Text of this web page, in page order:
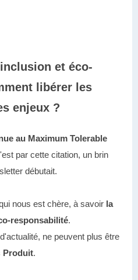
et éco-
libérer les
enjeux ?
au Maximum Tolerable
par cette citation, un brin
débutait.
nous est chère, à savoir la
responsabilité.
ne peuvent plus être
Produit.